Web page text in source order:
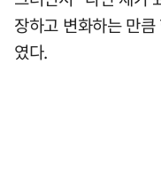
장하고 변화하는 만
였다.